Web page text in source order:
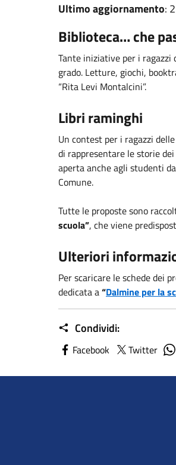
Ultimo aggiornamento:
Biblioteca… che
Tante iniziative per i ragazzi
grado. Letture, giochi,
“Rita Levi Montalcini”.
Libri raminghi
Un contest per i ragazzi
di rappresentare le storie
aperta anche agli studenti
Comune.
Tutte le proposte sono
scuola”, che viene
Ulteriori
Per scaricare le schede dei
dedicata a“Dalmine per la
Condividi:
Facebook Twitter